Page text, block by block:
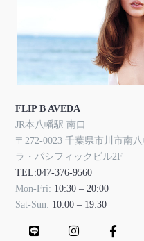
FLIP B AVEDA
JR本八幡駅 南口
〒272-0023 千葉県市川市南八
ラ・パシフィックビル2F
TEL:047-376-9560
Mon-Fri: 10:30 – 20:00
Sat-Sun: 10:00 – 19:30